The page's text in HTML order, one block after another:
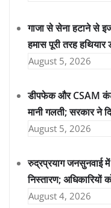
गाजा से सेना हटाने से
हमास पूरी तरह हथियार
August 5, 2026
डीपफेक और CSAM
मानी गलती; सरकार ने
August 5, 2026
रुद्रप्रयाग जनसुनवाई
निस्तारण; अधिकारियों
August 4, 2026